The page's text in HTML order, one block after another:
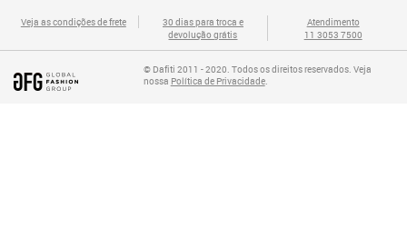
Veja as condições de frete
30 dias para troca e
devolução grátis
Atendimento
11 3053 7500
© Dafiti 2011 - 2020. Todos os direitos reservados. Veja
nossa Política de Privacidade.